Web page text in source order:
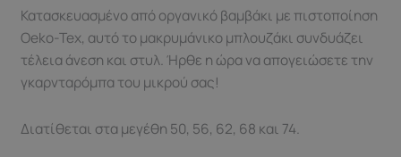
Κατασκευασμένο από οργανικό βαμβάκι με πιστοποίηση
Oeko-Tex, αυτό το μακρυμάνικο μπλουζάκι συνδυάζει
τέλεια άνεση και στυλ. Ήρθε η ώρα να απογειώσετε την
γκαρνταρόμπα του μικρού σας!
Διατίθεται στα μεγέθη 50, 56, 62, 68 και 74.